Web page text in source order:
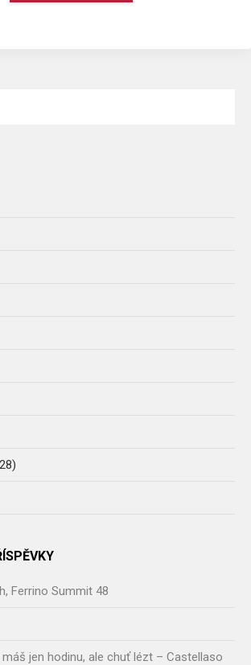
Ferrino Summit 48
máš jen hodinu, ale chuť lézt – Castellaso